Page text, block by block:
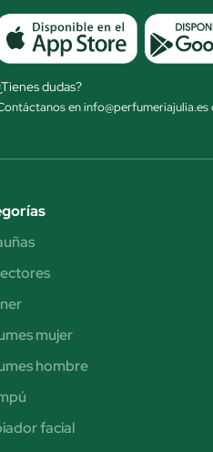
dudas?
en
mujer
hombre
facial